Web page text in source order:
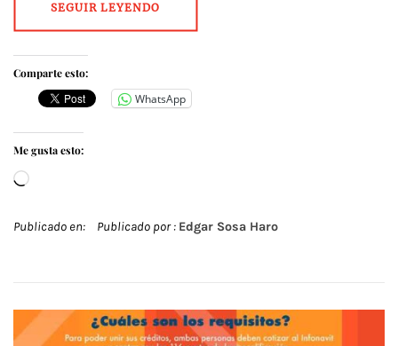
SEGUIR LEYENDO
Comparte esto:
WhatsApp
Me gusta esto:
Cargando...
Publicado en: Publicado por : Edgar Sosa Haro